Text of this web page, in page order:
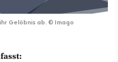
Gelöbnis ab. © Imago